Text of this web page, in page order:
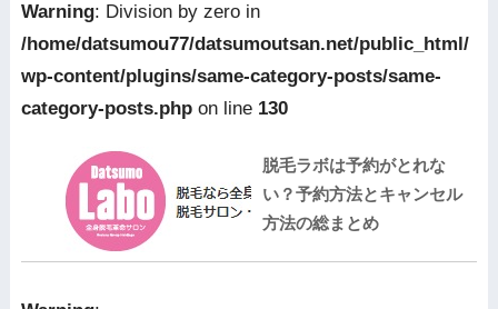
Warning: Division by zero in
/home/datsumou77/datsumoutsan.net/public_html/
wp-content/plugins/same-category-posts/same-
category-posts.phpon line 130
脱毛ラボは予約がとれな
い？予約方法とキャンセル
方法の総まとめ